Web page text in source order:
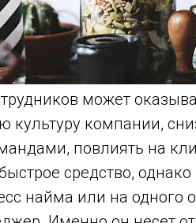
может
культуру компании,
повлиять на
средство,
найма или на одного